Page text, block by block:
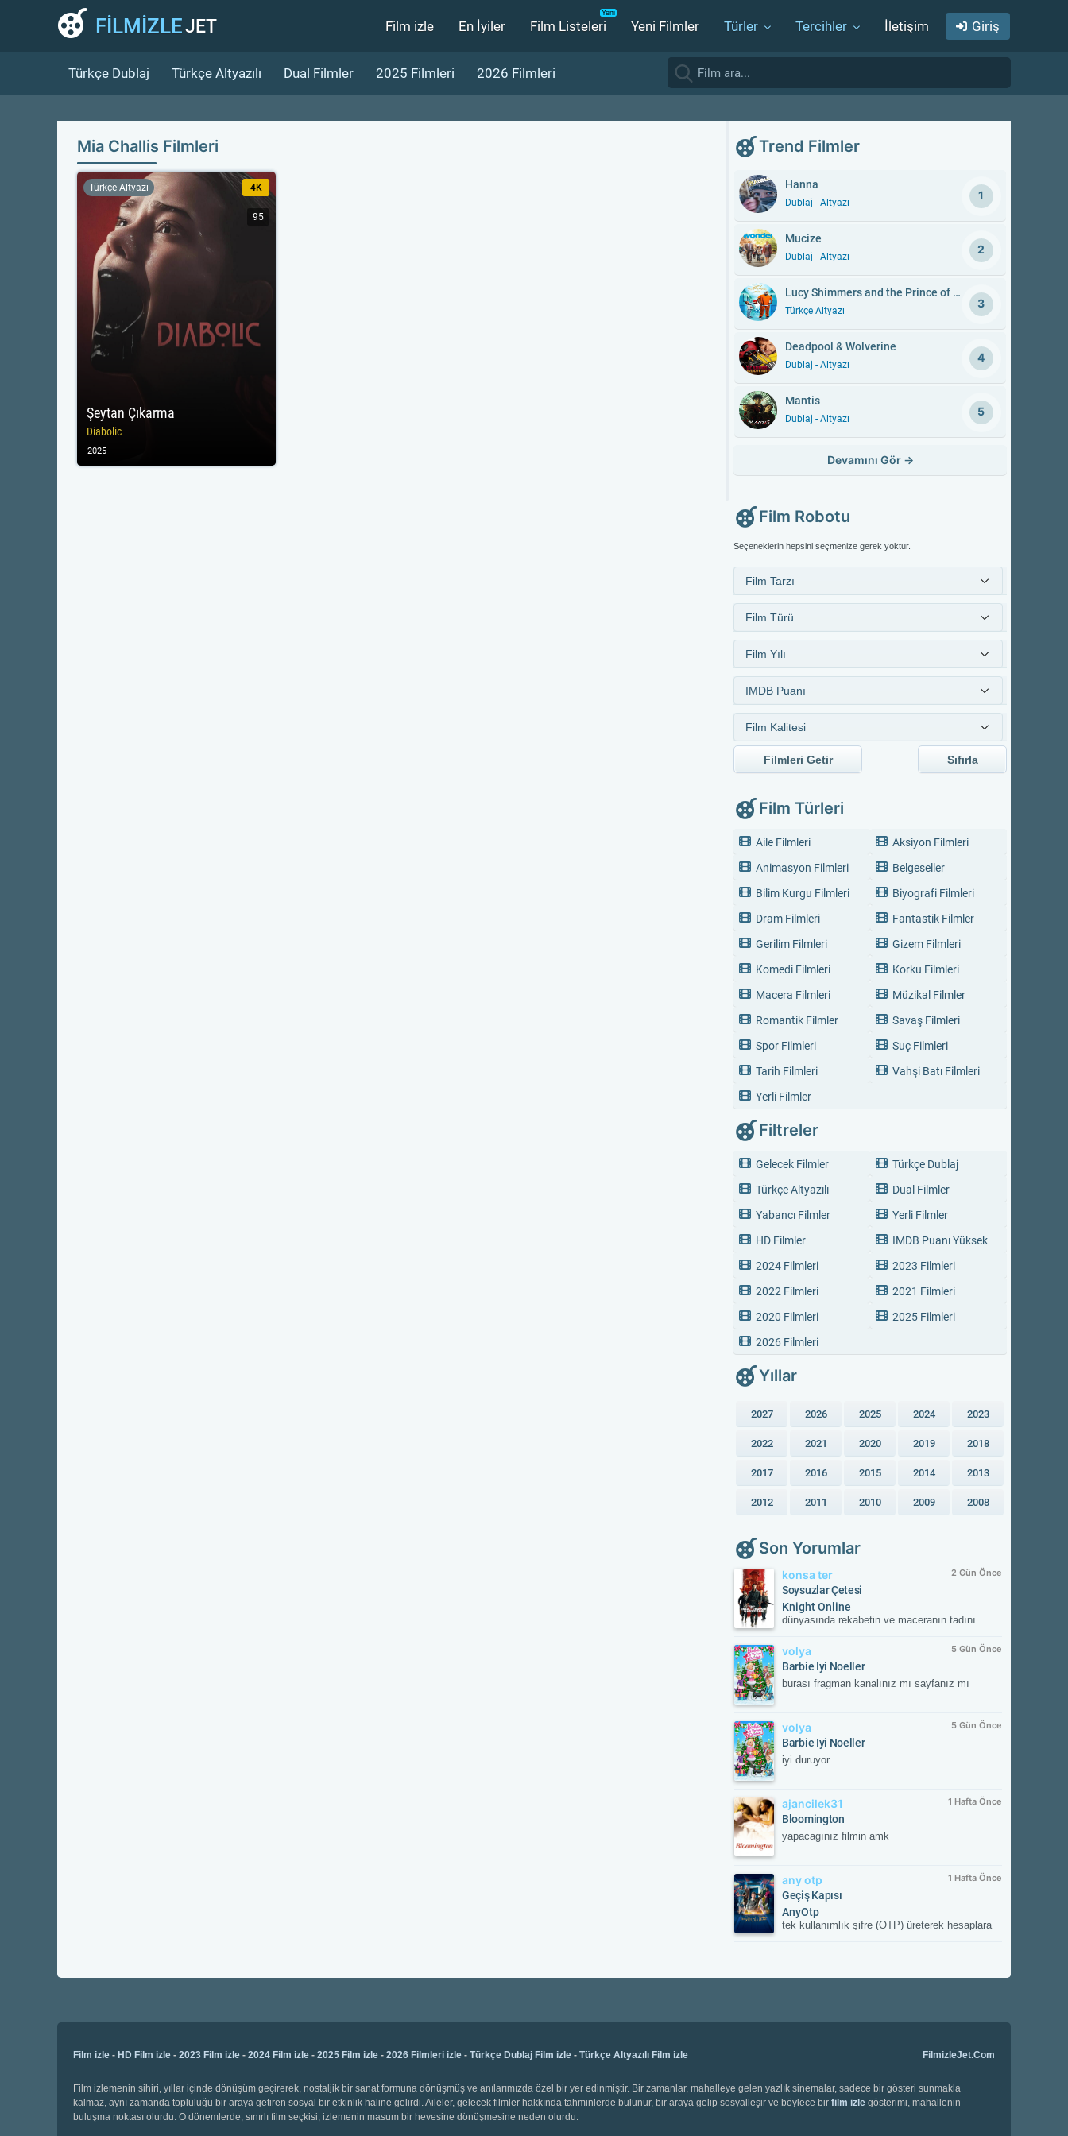
FİLMİZLEJET Film izle En İyiler Film Listeleri Yeni Filmler Türler Tercihler İletişim Giriş
Türkçe Dublaj Türkçe Altyazılı Dual Filmler 2025 Filmleri 2026 Filmleri
Mia Challis Filmleri
Şeytan Çıkarma
Diabolic
Türkçe Altyazı 4K
95
2025
Trend Filmler
Hanna
Dublaj - Altyazı
1
Mucize
Dublaj - Altyazı
2
Lucy Shimmers and the Prince of Peace
Türkçe Altyazı
3
Deadpool & Wolverine
Dublaj - Altyazı
4
Mantis
Dublaj - Altyazı
5
Devamını Gör →
Film Robotu
Seçeneklerin hepsini seçmenize gerek yoktur.
Filmleri Getir Sıfırla
Film Türleri
Aile Filmleri
Aksiyon Filmleri
Animasyon Filmleri
Belgeseller
Bilim Kurgu Filmleri
Biyografi Filmleri
Dram Filmleri
Fantastik Filmler
Gerilim Filmleri
Gizem Filmleri
Komedi Filmleri
Korku Filmleri
Macera Filmleri
Müzikal Filmler
Romantik Filmler
Savaş Filmleri
Spor Filmleri
Suç Filmleri
Tarih Filmleri
Vahşi Batı Filmleri
Yerli Filmler
Filtreler
Gelecek Filmler
Türkçe Dublaj
Türkçe Altyazılı
Dual Filmler
Yabancı Filmler
Yerli Filmler
HD Filmler
IMDB Puanı Yüksek
2024 Filmleri
2023 Filmleri
2022 Filmleri
2021 Filmleri
2020 Filmleri
2025 Filmleri
2026 Filmleri
Yıllar
2027 2026 2025 2024 2023
2022 2021 2020 2019 2018
2017 2016 2015 2014 2013
2012 2011 2010 2009 2008
Son Yorumlar
konsa ter 2 Gün Önce
Soysuzlar Çetesi
Knight Online
dünyasında rekabetin ve maceranın tadını
kesintisiz oyun deneyimiyle savaşın
merkezinde yerini al. Güncel gelişmeleri takip
etmek ve resmi içeriklere ulaşmak için
NTTGame platformunu ziyaret edebilir,
volya 5 Gün Önce
Barbie Iyi Noeller
burası fragman kanalınız mı sayfanız mı
volya 5 Gün Önce
Barbie Iyi Noeller
iyi duruyor
ajancilek31 1 Hafta Önce
Bloomington
yapacagınız filmin amk
any otp 1 Hafta Önce
Geçiş Kapısı
AnyOtp
tek kullanımlık şifre (OTP) üreterek hesaplara
oluşturduğu süreli doğrulama kodunu ister;
Film izle - HD Film izle - 2023 Film izle - 2024 Film izle - 2025 Film izle - 2026 Filmleri izle - Türkçe Dublaj Film izle - Türkçe Altyazılı Film izle FilmizleJet.Com
Film izlemenin sihiri, yıllar içinde dönüşüm geçirerek, nostaljik bir sanat formuna dönüşmüş ve anılarımızda özel bir yer edinmiştir. Bir zamanlar, mahalleye gelen yazlık sinemalar, sadece bir gösteri sunmakla
kalmaz, aynı zamanda topluluğu bir araya getiren sosyal bir etkinlik haline gelirdi. Aileler, gelecek filmler hakkında tahminlerde bulunur, bir araya gelip sosyalleşir ve böylece bir film izle gösterimi, mahallenin
buluşma noktası olurdu. O dönemlerde, sınırlı film seçkisi, izlemenin masum bir hevesine dönüşmesine neden olurdu.